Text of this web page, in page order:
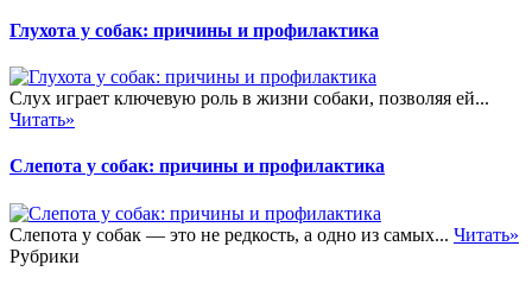
Глухота у собак: причины и профилактика
Слух играет ключевую роль в жизни собаки, позволяя ей...
Читать»
Слепота у собак: причины и профилактика
Слепота у собак — это не редкость, а одно из самых... Читать»
Рубрики